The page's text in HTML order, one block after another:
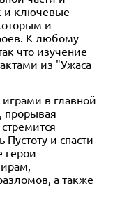
и ключевые
и
К любому
что изучение
из "Ужаса
в главной
прорывая
Пустоту и спасти
герои
а также